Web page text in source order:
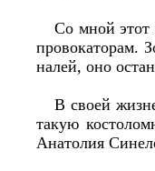
Со мной этот
провокаторам.
налей, оно
В своей
такую
Анатолия